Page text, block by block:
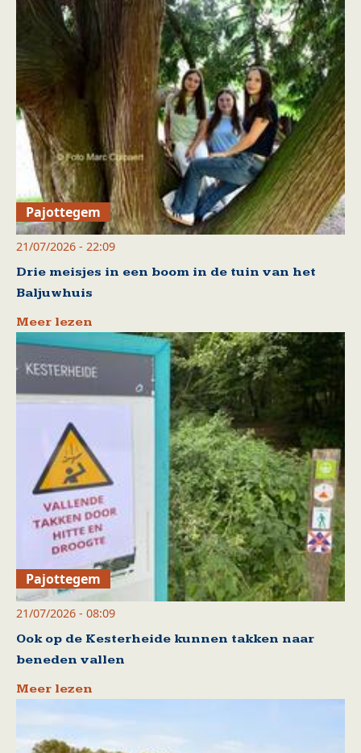
Pajottegem
21/07/2026 - 22:09
Drie meisjes in een boom in de tuin van het
Baljuwhuis
Meer lezen
Pajottegem
21/07/2026 - 08:09
Ook op de Kesterheide kunnen takken naar
beneden vallen
Meer lezen